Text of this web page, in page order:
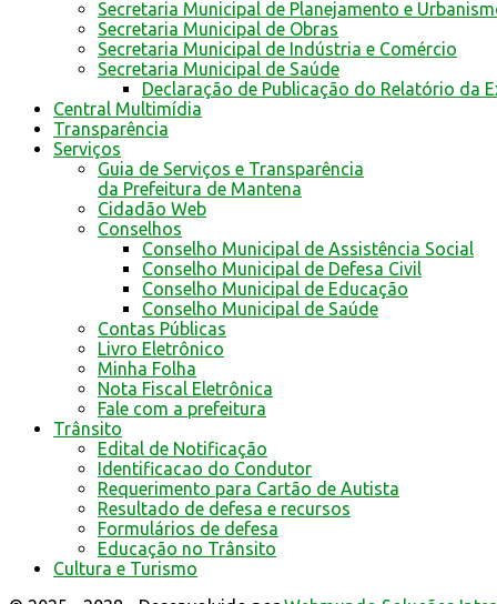
Secretaria Municipal de Planejamento e
Secretaria Municipal de Obras
Secretaria Municipal de Indústria e Comércio
Secretaria Municipal de Saúde
Declaração de Publicação do Relatório da
Central Multimídia
Transparência
Serviços
Guia de Serviços e Transparência
da Prefeitura de Mantena
Cidadão Web
Conselhos
Conselho Municipal de Assistência Social
Conselho Municipal de Defesa Civil
Conselho Municipal de Educação
Conselho Municipal de Saúde
Contas Públicas
Livro Eletrônico
Minha Folha
Nota Fiscal Eletrônica
Fale com a prefeitura
Trânsito
Edital de Notificação
Identificacao do Condutor
Requerimento para Cartão de Autista
Resultado de defesa e recursos
Formulários de defesa
Educação no Trânsito
Cultura e Turismo